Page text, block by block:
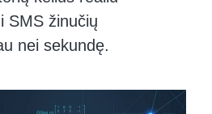
SMS žinučių
nei sekundę.